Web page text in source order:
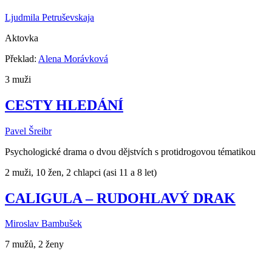
Ljudmila Petruševskaja
Aktovka
Překlad: Alena Morávková
3 muži
CESTY HLEDÁNÍ
Pavel Šreibr
Psychologické drama o dvou dějstvích s protidrogovou tématikou
2 muži, 10 žen, 2 chlapci (asi 11 a 8 let)
CALIGULA – RUDOHLAVÝ DRAK
Miroslav Bambušek
7 mužů, 2 ženy